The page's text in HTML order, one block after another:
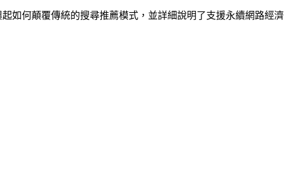
如何顛覆傳統的搜尋推薦模式，並詳細說明了支援永續網路經濟